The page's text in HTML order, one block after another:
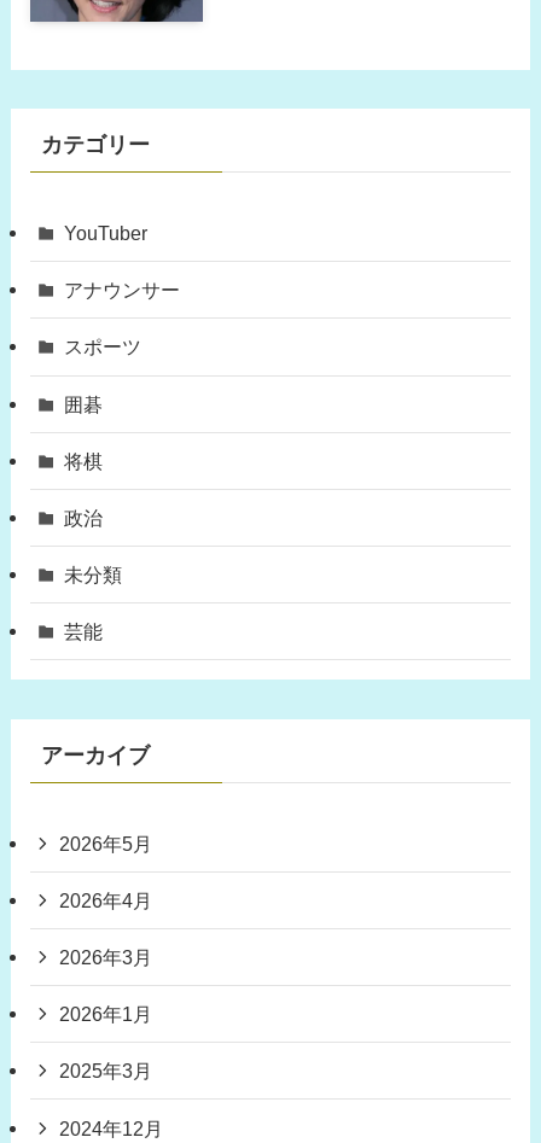
カテゴリー
YouTuber
アナウンサー
スポーツ
囲碁
将棋
政治
未分類
芸能
アーカイブ
2026年5月
2026年4月
2026年3月
2026年1月
2025年3月
2024年12月